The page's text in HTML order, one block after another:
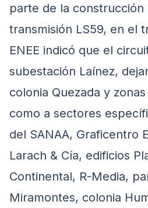
parte de la construcción
transmisión LS59, en el
ENEE indicó que el
subestación Laínez,
colonia Quezada y
como a sectores
del SANAA, Graficentro
Larach & Cía, edificios
Continental, R-Media,
Miramontes, colonia